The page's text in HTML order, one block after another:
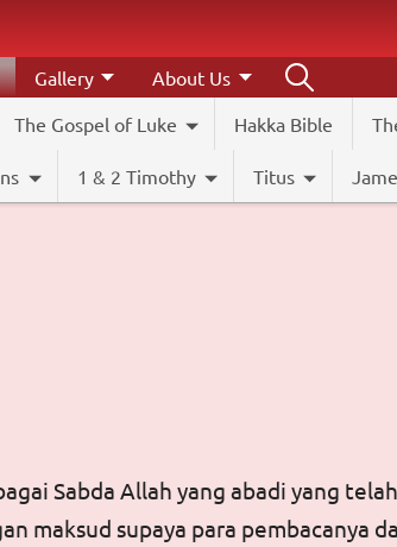
The Gospel of Luke Hakka Bible
1 & 2 Timothy Titus
Gallery About Us
Sabda Allah yang abadi yang
supaya para pembacanya